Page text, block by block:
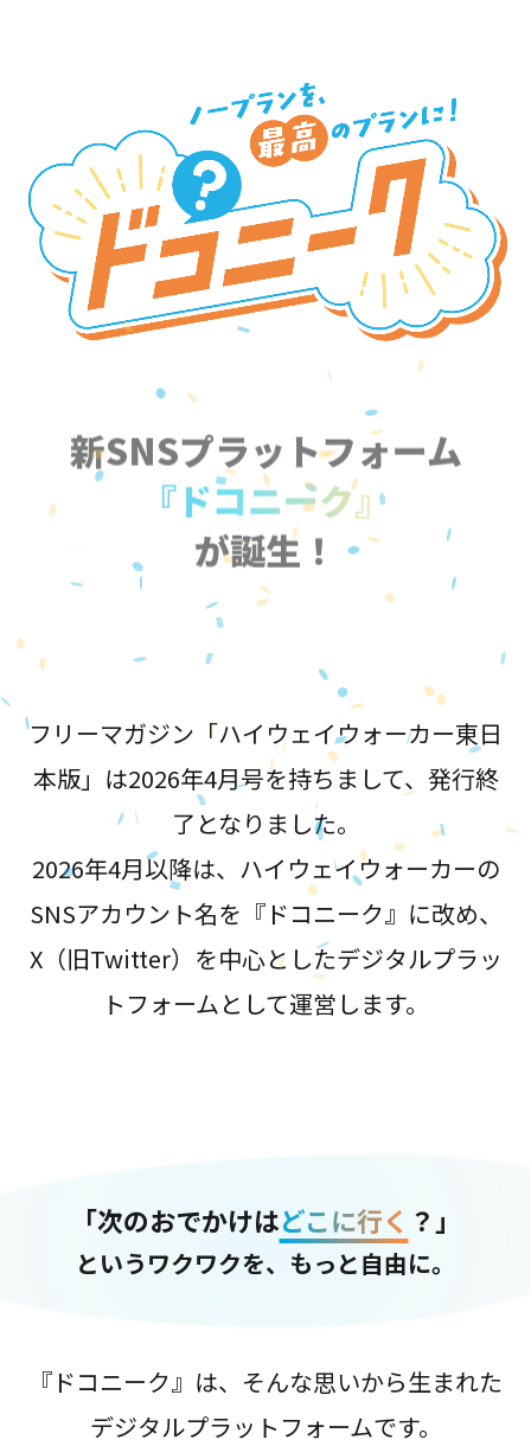
新SNSプラットフォーム
『ドコニーク』
が誕生！
フリーマガジン「ハイウェイウォーカー東日
本版」は2026年4月号を持ちまして、発行終
了となりました。
2026年4月以降は、ハイウェイウォーカーの
SNSアカウント名を『ドコニーク』に改め、
X（旧Twitter）を中心としたデジタルプラッ
トフォームとして運営します。
「次のおでかけはどこに行く ？」
というワクワクを、もっと自由に。
『ドコニーク』は、そんな思いから生まれた
デジタルプラットフォームです。